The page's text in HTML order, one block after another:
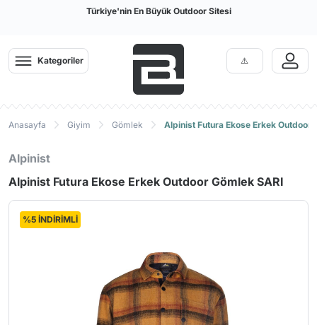
Türkiye'nin En Büyük Outdoor Sitesi
Kategoriler
Anasayfa Giyim Gömlek Alpinist Futura Ekose Erkek Outdoor
Alpinist
Alpinist Futura Ekose Erkek Outdoor Gömlek SARI
%5 İNDİRİMLİ